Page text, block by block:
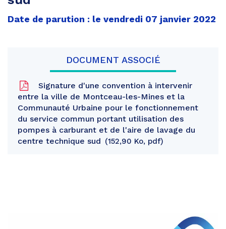
Date de parution : le vendredi 07 janvier 2022
DOCUMENT ASSOCIÉ
Signature d'une convention à intervenir
entre la ville de Montceau-les-Mines et la
Communauté Urbaine pour le fonctionnement
du service commun portant utilisation des
pompes à carburant et de l'aire de lavage du
centre technique sud
152,90 Ko, pdf